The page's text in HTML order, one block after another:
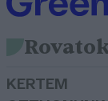
KERTEM